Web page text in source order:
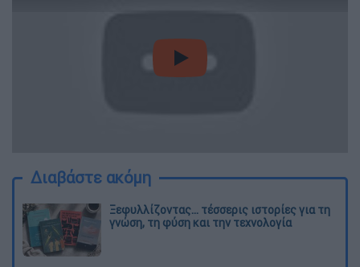
video
Διαβάστε ακόμη
Ξεφυλλίζοντας... τέσσερις ιστορίες για τη
γνώση, τη φύση και την τεχνολογία